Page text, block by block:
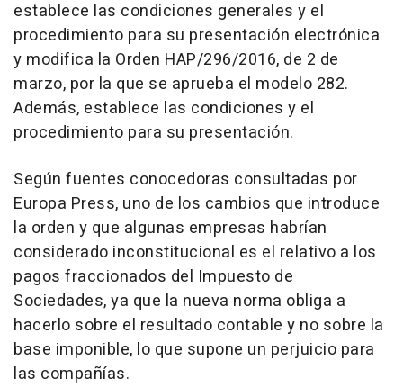
establece las condiciones generales y el
procedimiento para su presentación electrónica
y modifica la Orden HAP/296/2016, de 2 de
marzo, por la que se aprueba el modelo 282.
Además, establece las condiciones y el
procedimiento para su presentación.
Según fuentes conocedoras consultadas por
Europa Press, uno de los cambios que introduce
la orden y que algunas empresas habrían
considerado inconstitucional es el relativo a los
pagos fraccionados del Impuesto de
Sociedades, ya que la nueva norma obliga a
hacerlo sobre el resultado contable y no sobre la
base imponible, lo que supone un perjuicio para
las compañías.